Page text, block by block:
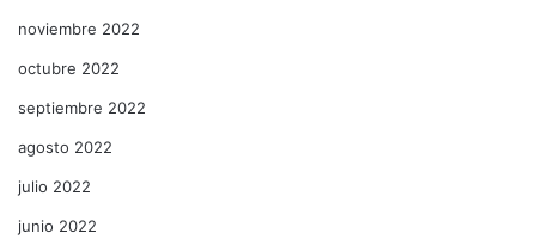
noviembre 2022
octubre 2022
septiembre 2022
agosto 2022
julio 2022
junio 2022